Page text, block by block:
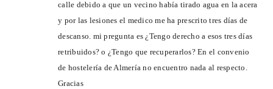
calle debido a que un vecino había tirado agua en la acera
y por las lesiones el medico me ha prescrito tres días de
descanso. mi pregunta es ¿Tengo derecho a esos tres días
retribuidos? o ¿Tengo que recuperarlos? En el convenio
de hostelería de Almería no encuentro nada al respecto.
Gracias